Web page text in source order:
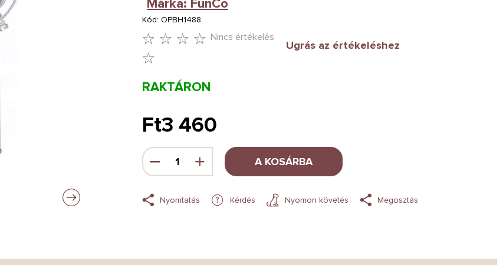
TERMÉK
ÉRTÉKELÉSE
5-
BŐL
0,0
CSILLAG.
Nincs értékelés
Ugrás az értékeléshez
Kód: OPBH1488
Márka: FunCo
RAKTÁRON
Ft3 460
Egységár:
A KOSÁRBA
Nyomtatás Kérdés Nyomon követés Megosztás